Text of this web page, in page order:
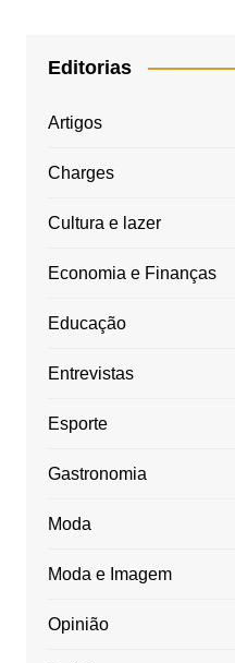
Editorias
Artigos
Charges
Cultura e lazer
Economia e Finanças
Educação
Entrevistas
Esporte
Gastronomia
Moda
Moda e Imagem
Opinião